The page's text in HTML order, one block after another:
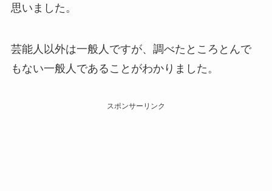
思いました。
芸能人以外は一般人ですが、調べたところとんで
もない一般人であることがわかりました。
スポンサーリンク